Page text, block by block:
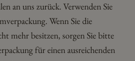
an uns zurück. Verwenden Sie
Wenn Sie die
mehr besitzen, sorgen Sie bitte
für einen ausreichenden